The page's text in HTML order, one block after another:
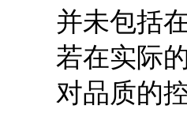
并未包括在
若在实际的
对品质的控